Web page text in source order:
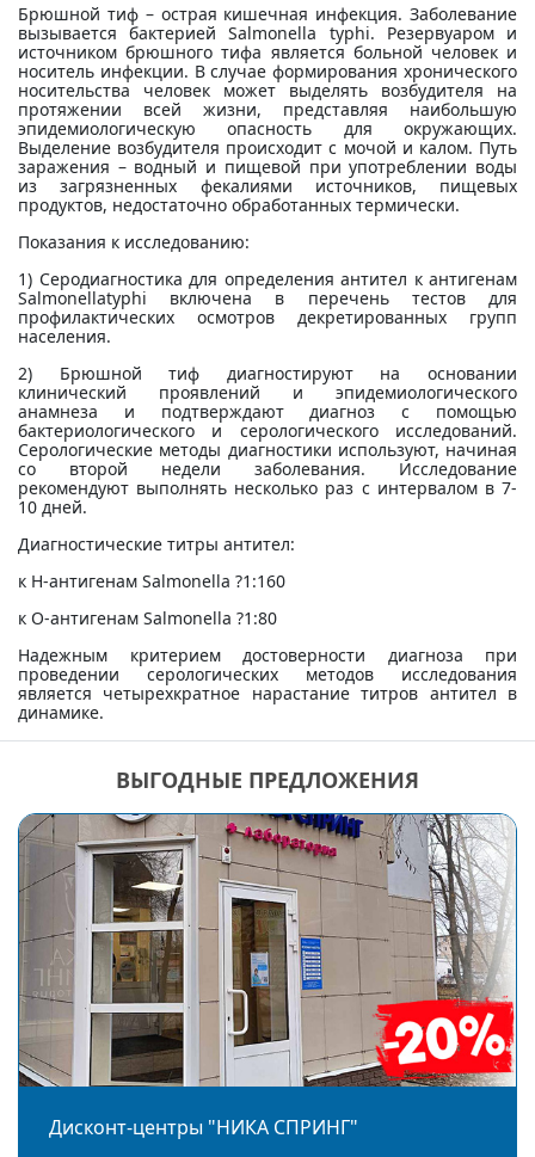
Брюшной тиф – острая кишечная инфекция. Заболевание
вызывается бактерией Salmonella typhi. Резервуаром и
источником брюшного тифа является больной человек и
носитель инфекции. В случае формирования хронического
носительства человек может выделять возбудителя на
протяжении всей жизни, представляя наибольшую
эпидемиологическую опасность для окружающих.
Выделение возбудителя происходит с мочой и калом. Путь
заражения – водный и пищевой при употреблении воды
из загрязненных фекалиями источников, пищевых
продуктов, недостаточно обработанных термически.
Показания к исследованию:
1) Серодиагностика для определения антител к антигенам
Salmonellatyphi включена в перечень тестов для
профилактических осмотров декретированных групп
населения.
2) Брюшной тиф диагностируют на основании
клинический проявлений и эпидемиологического
анамнеза и подтверждают диагноз с помощью
бактериологического и серологического исследований.
Серологические методы диагностики используют, начиная
со второй недели заболевания. Исследование
рекомендуют выполнять несколько раз с интервалом в 7-
10 дней.
Диагностические титры антител:
к Н-антигенам Salmonella ?1:160
к О-антигенам Salmonella ?1:80
Надежным критерием достоверности диагноза при
проведении серологических методов исследования
является четырехкратное нарастание титров антител в
динамике.
ВЫГОДНЫЕ ПРЕДЛОЖЕНИЯ
Дисконт-центры "НИКА СПРИНГ"